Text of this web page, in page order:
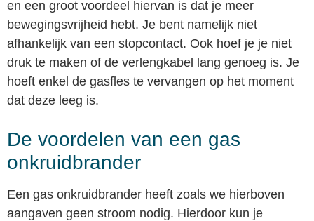
en een groot voordeel hiervan is dat je meer
bewegingsvrijheid hebt. Je bent namelijk niet
afhankelijk van een stopcontact. Ook hoef je je niet
druk te maken of de verlengkabel lang genoeg is. Je
hoeft enkel de gasfles te vervangen op het moment
dat deze leeg is.
De voordelen van een gas
onkruidbrander
Een gas onkruidbrander heeft zoals we hierboven
aangaven geen stroom nodig. Hierdoor kun je